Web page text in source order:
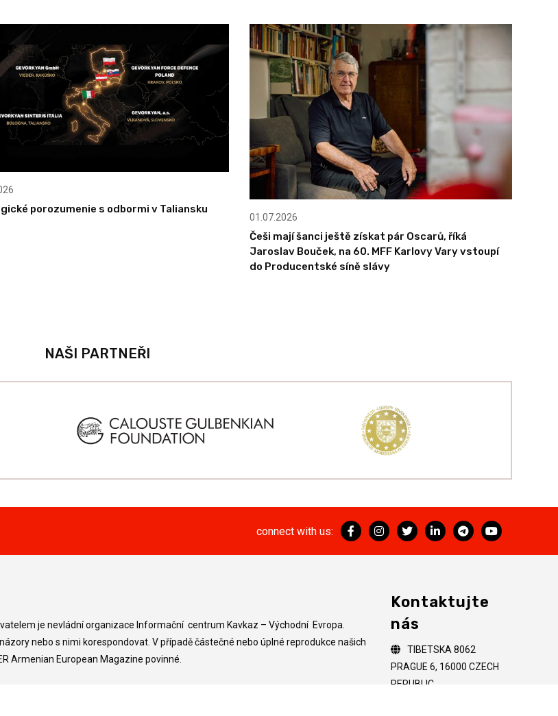
porozumenie s odbormi v Taliansku
01.07.2026
Češi mají šanci ještě získat pár Oscarů, říká
Jaroslav Bouček, na 60. MFF Karlovy Vary vstoupí
do Producentské síně slávy
NAŠI PARTNEŘI
connect with us:
je nevládní organizace Informační centrum Kavkaz – Východní Evropa.
nebo s nimi korespondovat. V případě částečné nebo úplné reprodukce našich
Armenian European Magazine povinné.
Kontaktujte
nás
TIBETSKA 8062
PRAGUE 6, 16000 CZECH
REPUBLIC